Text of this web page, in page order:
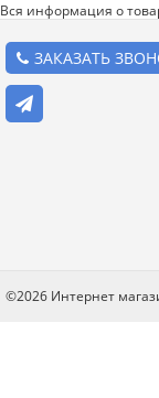
Вся информация о
ЗАКАЗАТЬ
©2026 Интернет